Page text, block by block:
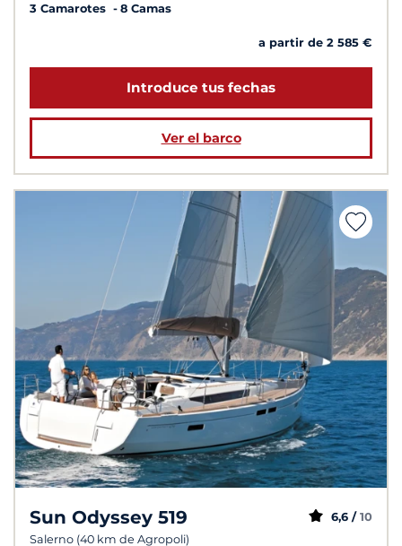
3 Camarotes
8 Camas
a partir de 2 585 €
Introduce tus fechas
Ver el barco
Sun Odyssey 519
Salerno (40 km de Agropoli)
6,6 / 10